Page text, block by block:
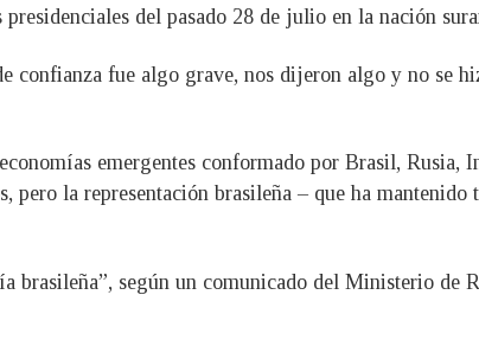
del pasado 28 de julio en la nación
confianza fue algo grave, nos dijeron algo y no se
emergentes conformado por Brasil, Rusia,
pero la representación brasileña – que ha mantenido
brasileña”, según un comunicado del Ministerio de